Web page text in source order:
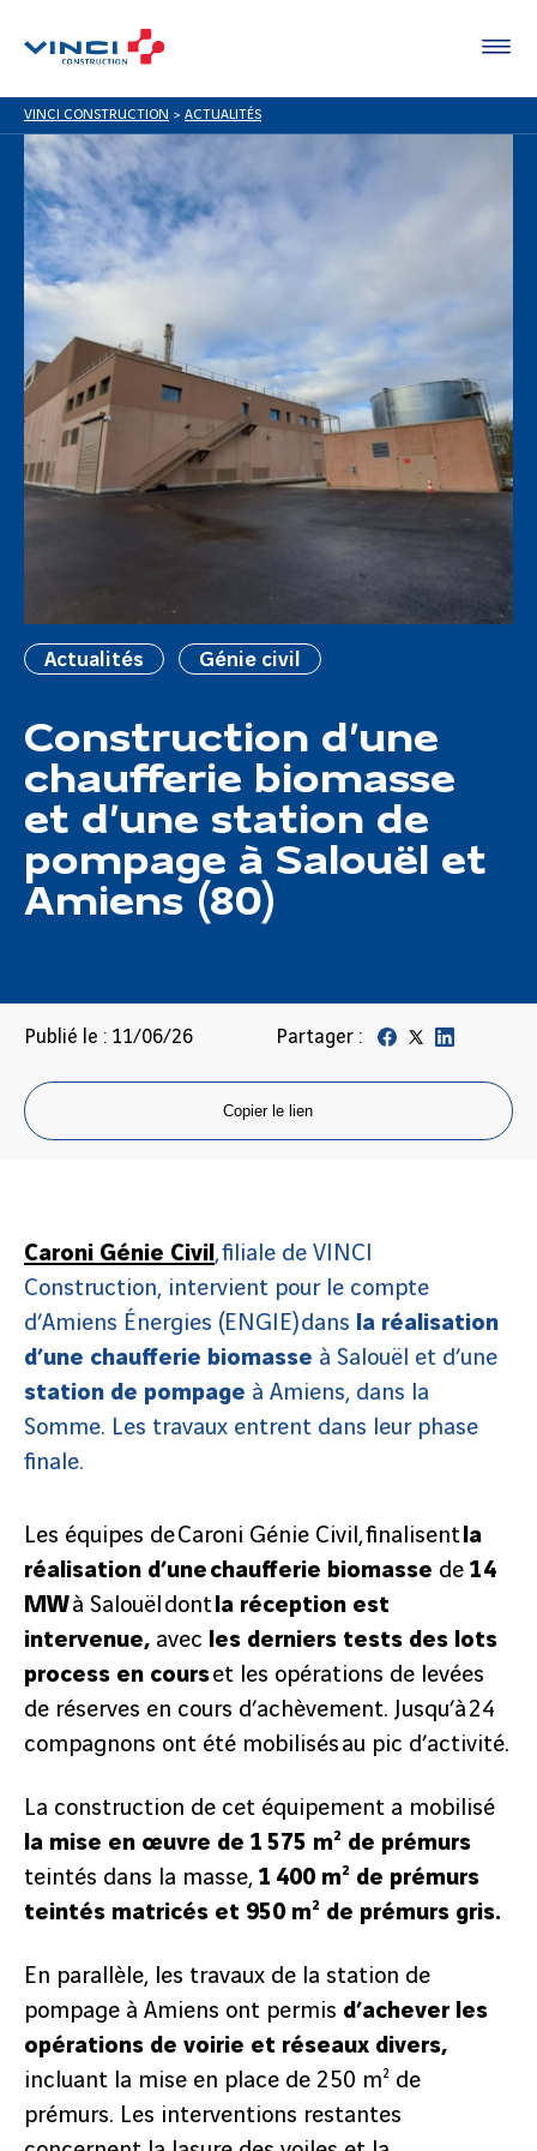
VINCI CONSTRUCTION > ACTUALITÉS
Actualités Génie civil
Construction d’une
chaufferie biomasse
et d’une station de
pompage à Salouël et
Amiens (80)
Publié le : 11/06/26 Partager :
Copier le lien
Caroni Génie Civil , filiale de VINCI
Construction, intervient pour le compte
d’Amiens Énergies (ENGIE) dans la réalisation
d’une chaufferie biomasse à Salouël et d’une
station de pompage à Amiens, dans la
Somme. Les travaux entrent dans leur phase
finale.
Les équipes de Caroni Génie Civil, finalisent la
réalisation d’une chaufferie biomasse de 14
MWà Salouël dont la réception est
intervenue, avec les derniers tests des lots
process en courset les opérations de levées
de réserves en cours d’achèvement. Jusqu’à 24
compagnons ont été mobilisés au pic d’activité.
La construction de cet équipement a mobilisé
la mise en œuvre de 1 575 m² de prémurs
teintés dans la masse, 1 400 m² de prémurs
teintés matricés et 950 m² de prémurs gris.
En parallèle, les travaux de la station de
pompage à Amiens ont permis d’achever les
opérations de voirie et réseaux divers,
incluant la mise en place de 250 m² de
prémurs. Les interventions restantes